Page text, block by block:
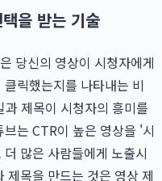
을 받는 기술
당신의 영상이 시청자에게
릭했는지를 나타내는 비
제목이 시청자의 흥미를
는 CTR이 높은 영상을 '시
많은 사람들에게 노출시
제목을 만드는 것은 영상 제